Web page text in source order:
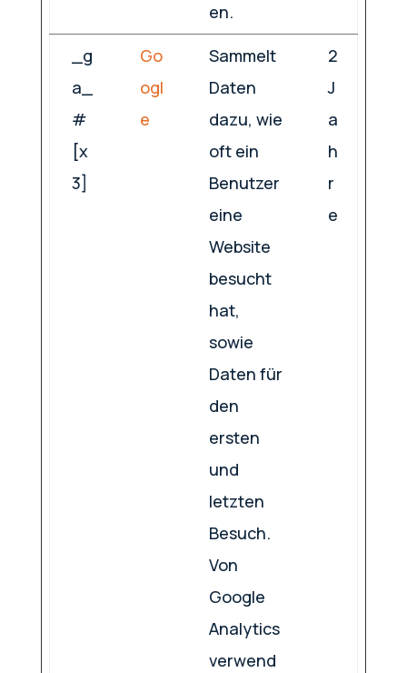
en.
_g
a_
#
[x
3]
Go
ogl
e
Sammelt
Daten
dazu, wie
oft ein
Benutzer
eine
Website
besucht
hat,
sowie
Daten für
den
ersten
und
letzten
Besuch.
Von
Google
Analytics
verwend
2
J
a
h
r
e